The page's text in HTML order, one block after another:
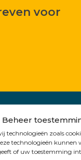
Beheer
technologieën zoals
technologieën kunnen
of uw toestemming
voor